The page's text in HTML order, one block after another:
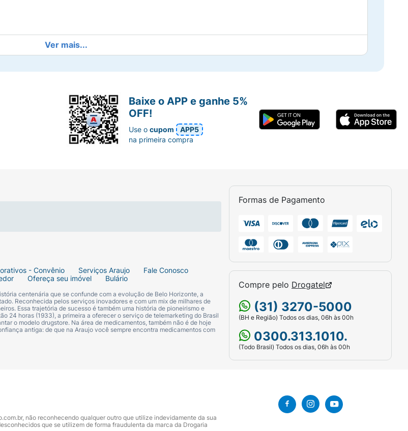
em local fresco e ao abrigo da luz solar.
Ver mais...
- Convênio Serviços Araujo
Fale Conosco
Ofereça seu imóvel Bulário
centenária que se confunde com a evolução de Belo Horizonte, a
Reconhecida pelos serviços inovadores e com um mix de milhares de
Essa trajetória de sucesso é também uma história de pioneirismo e
24 horas (1933), a primeira a oferecer o serviço de telemarketing do Brasil
o modelo drugstore. Na área de medicamentos, também não é de hoje
antiga: de que na Araujo você sempre encontra medicamentos com
Formas de Pagamento
Compre pelo Drogatel
(31) 3270-5000
(BH e Região) Todos os dias, 06h às 00h
0300.313.1010.
(Todo Brasil) Todos os dias, 06h às 00h
Baixe o APP e ganhe 5%
OFF!
Use ocupom
APP5
na primeira compra
não reconhecendo qualquer outro que utilize indevidamente da sua
que se utilizem de forma fraudulenta da marca da Drogaria